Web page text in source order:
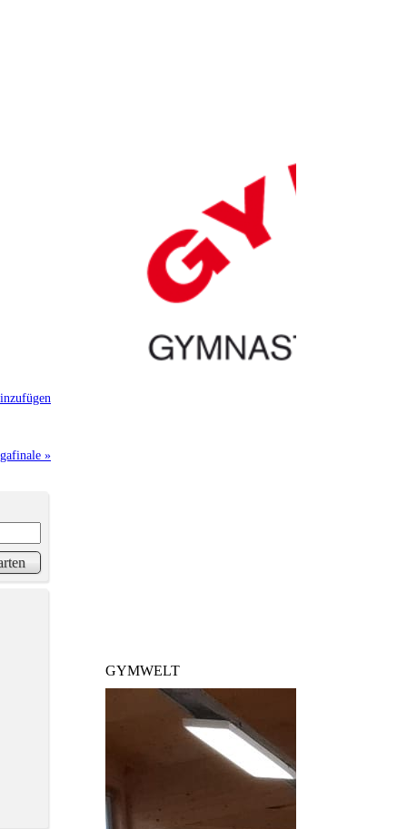
»
GYMWELT